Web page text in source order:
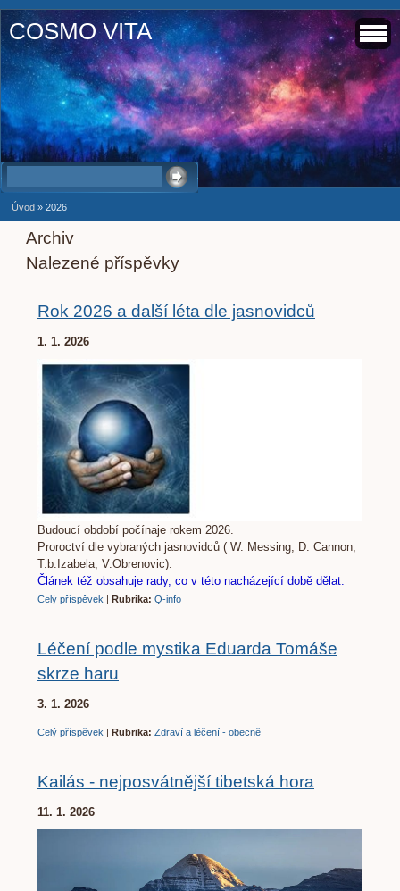
COSMO VITA
Úvod » 2026
Archiv
Nalezené příspěvky
Rok 2026 a další léta dle jasnovidců
1. 1. 2026
Budoucí období počínaje rokem 2026.
Proroctví dle vybraných jasnovidců ( W. Messing, D. Cannon,
T.b.Izabela, V.Obrenovic).
Článek též obsahuje rady, co v této nacházející době dělat.
Celý příspěvek | Rubrika: Q-info
Léčení podle mystika Eduarda Tomáše
skrze haru
3. 1. 2026
Celý příspěvek | Rubrika: Zdraví a léčení - obecně
Kailás - nejposvátnější tibetská hora
11. 1. 2026